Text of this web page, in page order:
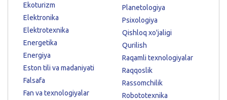
Ekoturizm
Elektronika
Elektrotexnika
Energetika
Energiya
Eston tili va madaniyati
Falsafa
Fan va texnologiyalar
Planetologiya
Psixologiya
Qishloq xo'jaligi
Qurilish
Raqamli texnologiyalar
Raqqoslik
Rassomchilik
Robototexnika